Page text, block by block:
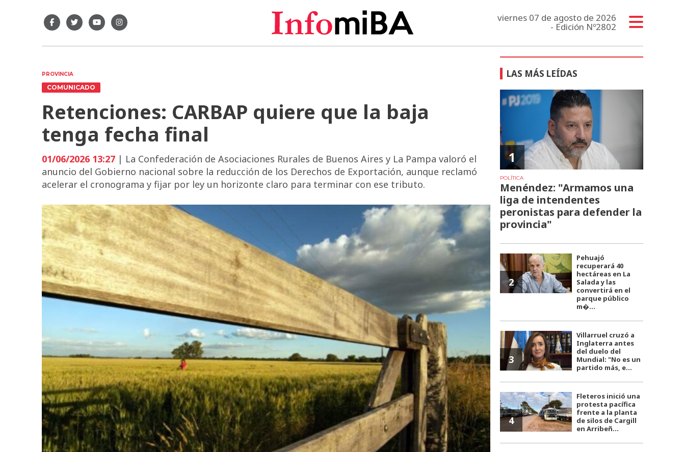
viernes 07 de agosto de 2026
- Edición Nº2802
PROVINCIA
COMUNICADO
Retenciones: CARBAP quiere que la baja
tenga fecha final
01/06/2026 13:27 | La Confederación de Asociaciones Rurales de Buenos Aires y La Pampa valoró el
anuncio del Gobierno nacional sobre la reducción de los Derechos de Exportación, aunque reclamó
acelerar el cronograma y fijar por ley un horizonte claro para terminar con ese tributo.
LAS MÁS LEÍDAS
1
POLÍTICA
Menéndez: "Armamos una
liga de intendentes
peronistas para defender la
provincia"
2
Pehuajó
recuperará 40
hectáreas en La
Salada y las
convertirá en el
parque público
m�...
3
Villarruel cruzó a
Inglaterra antes
del duelo del
Mundial: "No es un
partido más, e...
4
Fleteros inició una
protesta pacífica
frente a la planta
de silos de Cargill
en Arribeñ...